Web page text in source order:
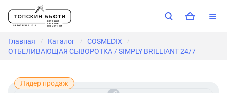
Главная / Каталог / COSMEDIX /
ОТБЕЛИВАЮЩАЯ СЫВОРОТКА / SIMPLY BRILLIANT 24/7
Лидер продаж